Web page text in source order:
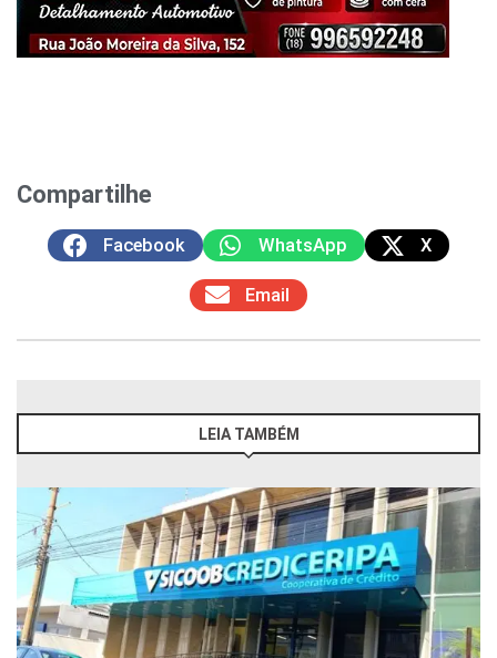
Compartilhe
Facebook WhatsApp X
Email
LEIA TAMBÉM